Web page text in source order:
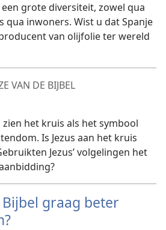
grote diversiteit, zowel qua
qua inwoners. Wist u dat Spanje
van olijfolie ter wereld
VAN DE BIJBEL
zien het kruis als het symbool
Is Jezus aan het kruis
Jezus’ volgelingen het
graag beter